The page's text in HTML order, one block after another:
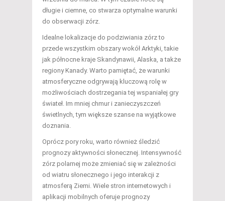
długie i ciemne, co stwarza optymalne warunki
do obserwacji zórz.
Idealne lokalizacje do podziwiania zórz to
przede wszystkim obszary wokół Arktyki, takie
jak północne kraje Skandynawii, Alaska, a także
regiony Kanady. Warto pamiętać, że warunki
atmosferyczne odgrywają kluczową rolę w
możliwościach dostrzegania tej wspaniałej gry
świateł. Im mniej chmur i zanieczyszczeń
świetlnych, tym większe szanse na wyjątkowe
doznania.
Oprócz pory roku, warto również śledzić
prognozy aktywności słonecznej. Intensywność
zórz polarnej może zmieniać się w zależności
od wiatru słonecznego i jego interakcji z
atmosferą Ziemi. Wiele stron internetowych i
aplikacji mobilnych oferuje prognozy